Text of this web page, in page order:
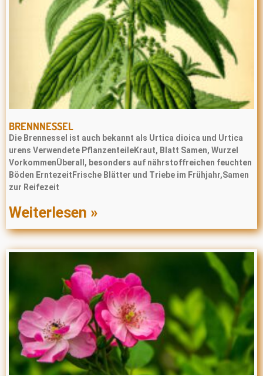
BRENNNESSEL
Die Brennessel ist auch bekannt als Urtica dioica und Urtica
urens Verwendete PflanzenteileKraut, Blatt Samen, Wurzel
VorkommenÜberall, besonders auf nährstoffreichen feuchten
Böden ErntezeitFrische Blätter und Triebe im Frühjahr,Samen
zur Reifezeit
Weiterlesen »